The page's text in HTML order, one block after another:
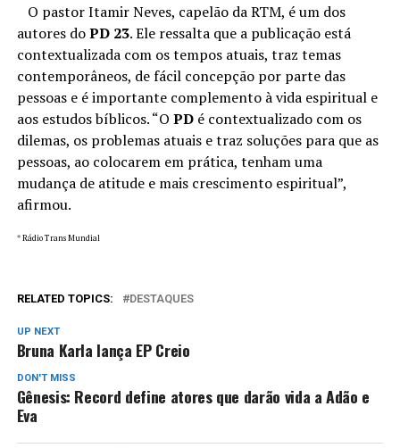
O pastor Itamir Neves, capelão da RTM, é um dos
autores doPD 23. Ele ressalta que a publicação está
contextualizada com os tempos atuais, traz temas
contemporâneos, de fácil concepção por parte das
pessoas e é importante complemento à vida espiritual e
aos estudos bíblicos. “O PDé contextualizado com os
dilemas, os problemas atuais e traz soluções para que as
pessoas, ao colocarem em prática, tenham uma
mudança de atitude e mais crescimento espiritual”,
afirmou.
* Rádio Trans Mundial
RELATED TOPICS: DESTAQUES
UP NEXT
Bruna Karla lança EP Creio
DON'T MISS
Gênesis: Record define atores que darão vida a Adão e
Eva